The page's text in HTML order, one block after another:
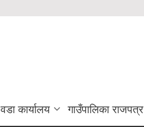
वडा कार्यालय गाउँपालिका राजपत्र